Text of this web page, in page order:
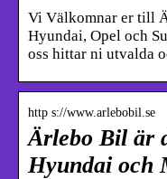
Vi Välkomnar er till
Hyundai, Opel och
oss hittar ni utvalda
http s://www.arlebobil.se
Ärlebo Bil är
Hyundai och